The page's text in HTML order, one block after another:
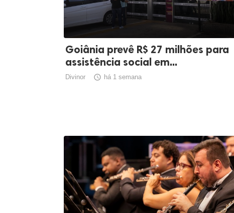
Goiânia prevê R$ 27 milhões para
assistência social em...
Divinor  há 1 semana